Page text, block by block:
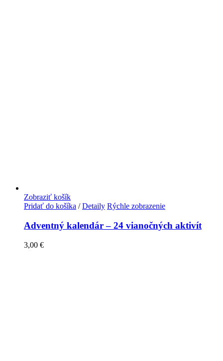
Zobraziť košík
Pridať do košíka / Detaily Rýchle zobrazenie
Adventný kalendár – 24 vianočných aktivít
3,00 €